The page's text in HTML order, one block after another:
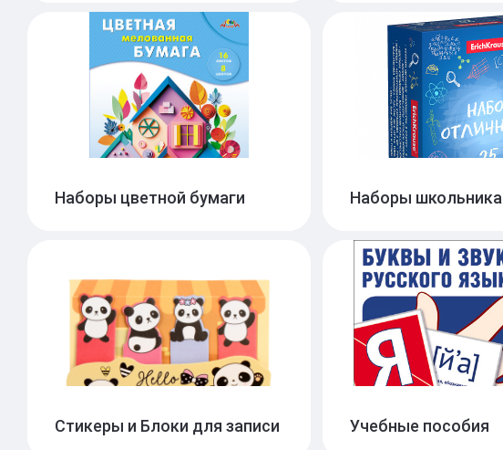
Наборы цветной бумаги Наборы школьника
Стикеры и Блоки для записи Учебные пособия